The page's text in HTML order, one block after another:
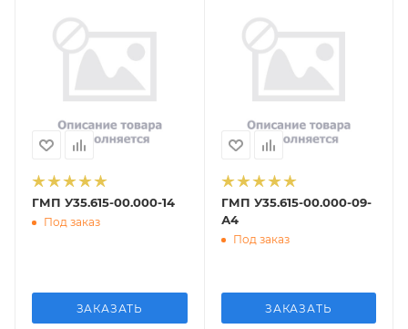
ГМП У35.615-00.000-14
Под заказ
ЗАКАЗАТЬ
ГМП У35.615-00.000-09-
А4
Под заказ
ЗАКАЗАТЬ